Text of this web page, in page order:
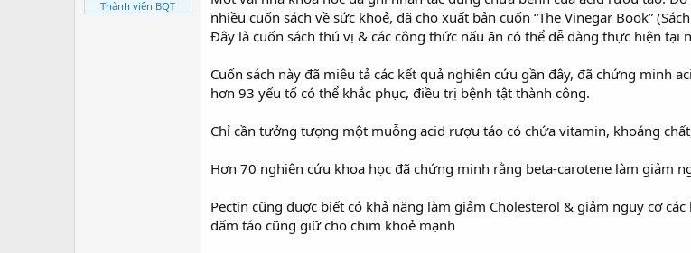
e
Thành viên BQT
nhiều cuốn sách về sức khoẻ, đã cho xuất bản cuốn “The Vinegar Book”
Đây là cuốn sách thú vị & các công thức nấu ăn có thể dễ dàng thực hiện tại
Cuốn sách này đã miêu tả các kết quả nghiên cứu gần đây, đã chứng minh
hơn 93 yếu tố có thể khắc phục, điều trị bệnh tật thành công.
Chỉ cần tưởng tượng một muỗng acid rượu táo có chứa vitamin, khoáng
Hơn 70 nghiên cứu khoa học đã chứng minh rằng beta-carotene làm giảm
Pectin cũng đuợc biết có khả năng làm giảm Cholesterol & giảm nguy cơ
dấm táo cũng giữ cho chim khoẻ mạnh